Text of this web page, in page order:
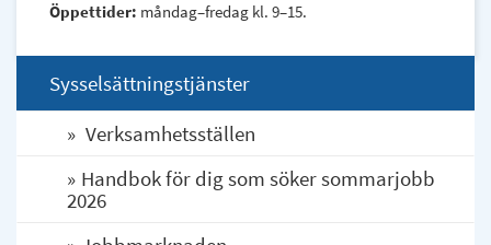
Öppettider: måndag–fredag kl. 9–15.
Sysselsättningstjänster
Verksamhetsställen
Handbok för dig som söker sommarjobb
2026